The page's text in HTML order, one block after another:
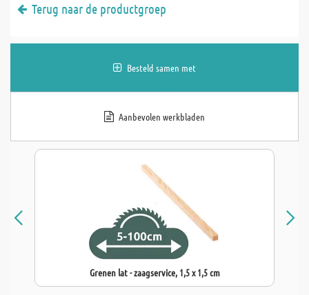
Terug naar de productgroep
Besteld samen met
Aanbevolen werkbladen
Grenen lat - zaagservice, 1,5 x 1,5 cm